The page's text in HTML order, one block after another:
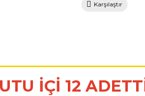
Karşılaştır
İÇİ 12